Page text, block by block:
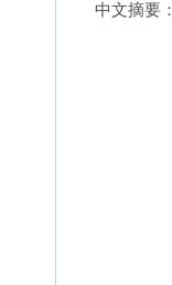
中文摘要：